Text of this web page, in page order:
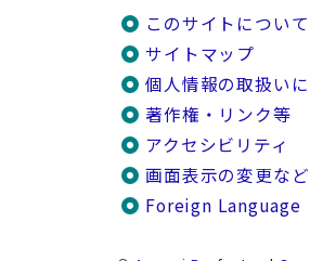
このサイトについて
サイトマップ
個人情報の取扱い
著作権・リンク等
アクセシビリティ
画面表示の変更など
Foreign Language